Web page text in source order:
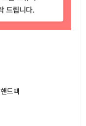
드백